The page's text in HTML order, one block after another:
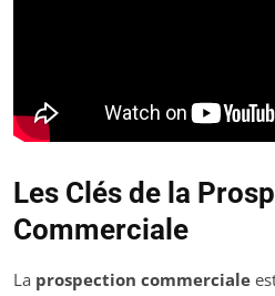
Les Clés de la
Commerciale
La prospection commerciale